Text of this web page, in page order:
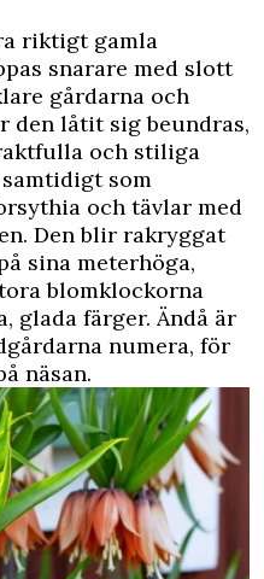
riktigt gamla
snarare med slott
gårdarna och
den låtit sig beundras,
och stiliga
som
och tävlar med
Den blir rakryggat
sina meterhöga,
blomklockorna
glada färger. Ändå är
numera, för
näsan.